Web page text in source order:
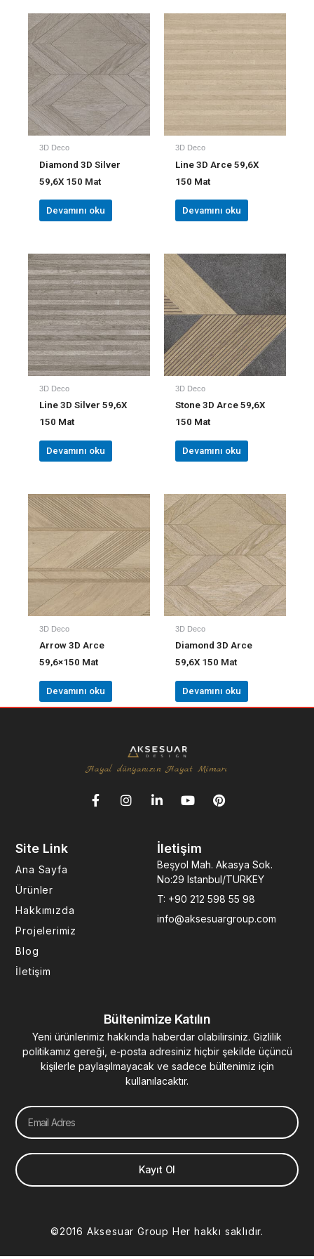
3D Deco
Diamond 3D Silver
59,6X 150 Mat
Devamını oku
3D Deco
Line 3D Arce 59,6X
150 Mat
Devamını oku
3D Deco
Line 3D Silver 59,6X
150 Mat
Devamını oku
3D Deco
Stone 3D Arce 59,6X
150 Mat
Devamını oku
3D Deco
Arrow 3D Arce
59,6×150 Mat
Devamını oku
3D Deco
Diamond 3D Arce
59,6X 150 Mat
Devamını oku
Hayal dünyanızın Hayat Mimarı
F
a
I
L
e
d
i
n
-
i
n
Y
u
b
e
P
r
e
s
t
Site Link
Ana Sayfa
Ürünler
Hakkımızda
Projelerimiz
Blog
İletişim
İletişim
Beşyol Mah. Akasya Sok.
No:29 Istanbul/TURKEY
T: +90 212 598 55 98
info@aksesuargroup.com
Bültenimize Katılın
Yeni ürünlerimiz hakkında haberdar olabilirsiniz. Gizlilik
politikamız gereği, e-posta adresiniz hiçbir şekilde üçüncü
kişilerle paylaşılmayacak ve sadece bültenimiz için
kullanılacaktır.
Email
Kayıt Ol
©2016 Aksesuar Group Her hakkı saklıdır.